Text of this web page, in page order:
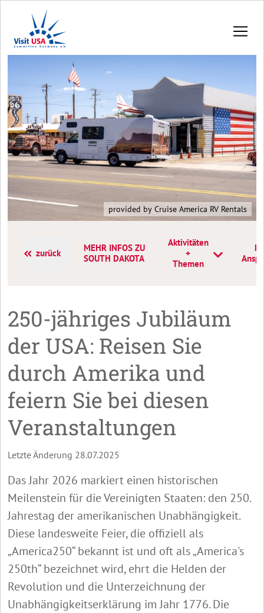
provided by Cruise America RV Rentals
zurück
MEHR INFOS ZU
SOUTH DAKOTA
Aktivitäten
+
Themen
250-jähriges Jubiläum
der USA: Reisen Sie
durch Amerika und
feiern Sie bei diesen
Veranstaltungen
Letzte Änderung 28.07.2025
Das Jahr 2026 markiert einen historischen
Meilenstein für die Vereinigten Staaten: den 250.
Jahrestag der amerikanischen Unabhängigkeit.
Diese landesweite Feier, die offiziell als
„America250“ bekannt ist und oft als „America's
250th“ bezeichnet wird, ehrt die Helden der
Revolution und die Unterzeichnung der
Unabhängigkeitserklärung im Jahr 1776. Die